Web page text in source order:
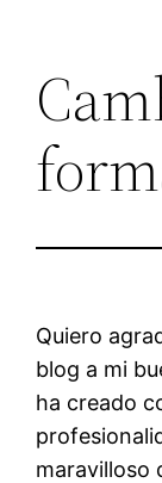
Quiero
blog a mi
ha creado
maravilloso